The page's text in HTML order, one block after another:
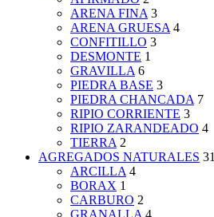
ARENA FINA 3
ARENA GRUESA 4
CONFITILLO 3
DESMONTE 1
GRAVILLA 6
PIEDRA BASE 3
PIEDRA CHANCADA 7
RIPIO CORRIENTE 3
RIPIO ZARANDEADO 4
TIERRA 2
AGREGADOS NATURALES 31
ARCILLA 4
BORAX 1
CARBURO 2